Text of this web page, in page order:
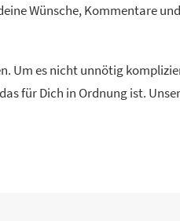
Wünsche, Kommentare
Um es nicht unnötig
für Dich in Ordnung ist.